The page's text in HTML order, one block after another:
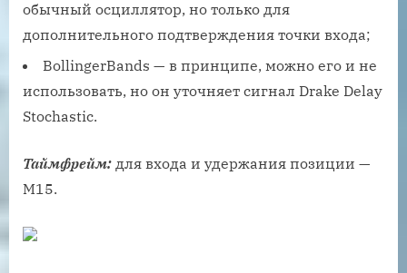
обычный осциллятор, но только для
дополнительного подтверждения точки входа;
BollingerBands — в принципе, можно его и не
использовать, но он уточняет сигнал Drake Delay
Stochastic.
Таймфрейм: для входа и удержания позиции —
М15.